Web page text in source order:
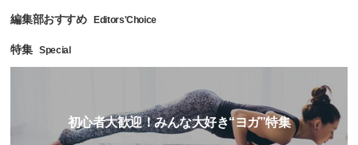
編集部おすすめ Editors'Choice
特集 Special
初心者大歓迎！みんな大好き“ヨガ”特集